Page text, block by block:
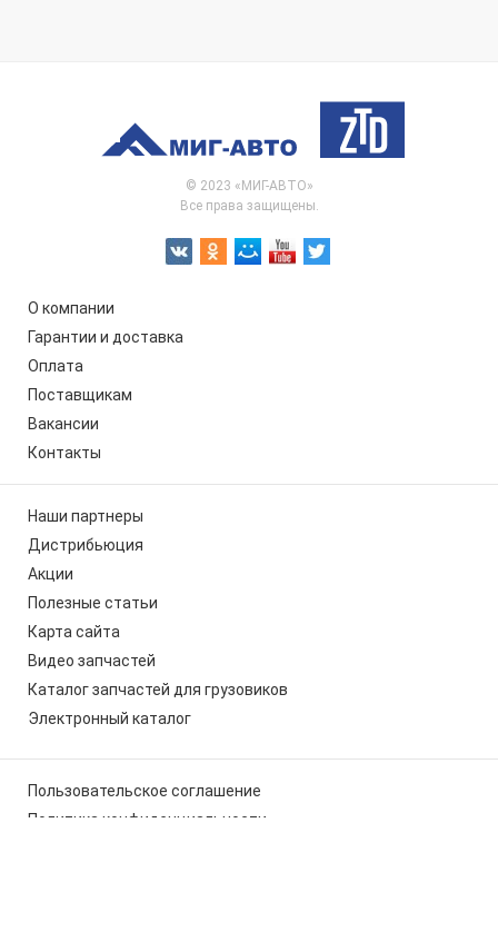
© 2023 «МИГ-АВТО»
Все права защищены.
О компании
Гарантии и доставка
Оплата
Поставщикам
Вакансии
Контакты
Наши партнеры
Дистрибьюция
Акции
Полезные статьи
Карта сайта
Видео запчастей
Каталог запчастей для грузовиков
Электронный каталог
Пользовательское соглашение
Политика конфиденциальности